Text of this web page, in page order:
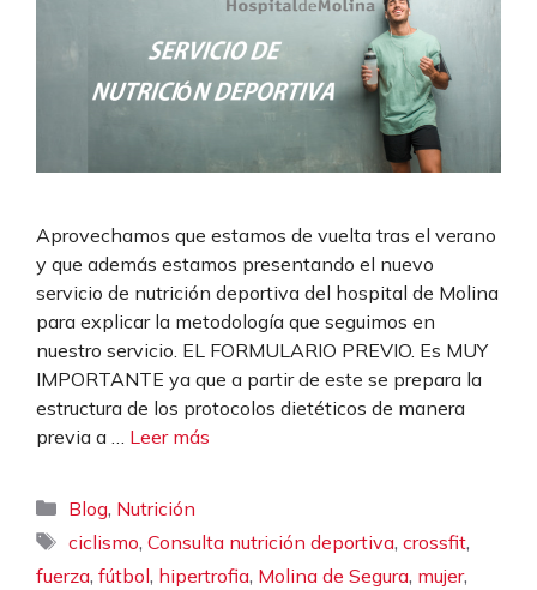
Aprovechamos que estamos de vuelta tras el verano
y que además estamos presentando el nuevo
servicio de nutrición deportiva del hospital de Molina
para explicar la metodología que seguimos en
nuestro servicio. EL FORMULARIO PREVIO. Es MUY
IMPORTANTE ya que a partir de este se prepara la
estructura de los protocolos dietéticos de manera
previa a … Leer más
Categorías
Blog, Nutrición
Etiquetas
ciclismo,Consulta nutrición deportiva,crossfit,
fuerza, fútbol, hipertrofia, Molina de Segura, mujer,